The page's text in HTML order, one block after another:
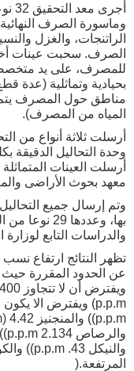
وماسورة الصرف
الراتنجات، والغزل
الصرف. سحبت عينات
للمصرف، على يد
بحيادية وتماثلية
مناطق حول المصرف يتم
المياه من المصرف).
أرسلت ثلاثة أنواع من
وحدة التحاليل الدقيقة
أرسلت العينات
معهد بحوث الأراضى
وتم إرسال جميع
بها،
والدراسات التابع
تظهر النتائج ارتفاع نسب
المرتفعة.(